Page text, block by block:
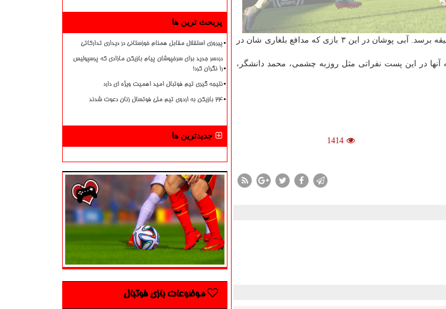
برتر هم ۸۲ دقیقه مقابل گل گهر بازی کرد تا جمع بازیهای وی در استقلال به ۲۶۲ دقیقه برسد. آبی پوشان در این ۳ بازی که مدافع بلغاری شان در
در آمد که آنها در این پست نفراتی مثل روزبه چشمی، محمد دانشگر،
1414
پربحث ترین ها
پیروزی استقلال مقابل همنام خوزستانی در دیداری تدارکاتی
دردسر جدید برای سرخپوشان پیام بازیکن مازادی که پرسپولیس
را نگران کرد!
نتیجه گیری تیم فوتبال امید اهمیت ویژه ای دارد
۲۴ بازیکن به اردوی تیم ملی فوتسال زنان دعوت شدند
جدیدترین ها
موضوعات بازی فوتبال